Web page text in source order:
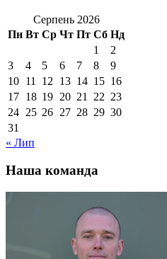
Серпень 2026
Пн Вт Ср Чт Пт Сб Нд
1
2
3
4 5 6 7 8
9
10 11 12 13 14 15 16
17 18 19 20 21 22 23
24 25 26 27 28 29 30
31
« Лип
Наша команда